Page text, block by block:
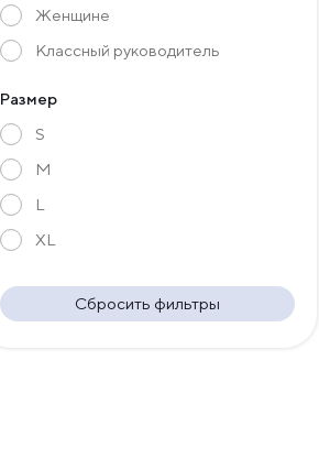
Женщине
Классный руководитель
Размер
S
M
L
XL
Сбросить фильтры